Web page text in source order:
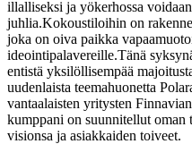
illalliseksi ja yökerhossa
juhlia.Kokoustiloihin on
joka on oiva paikka
ideointipalavereille.Tänä
entistä yksilöllisempää
uudenlaista teemahuonetta
vantaalaisten yritysten
kumppani on suunnitellut oman
visionsa ja asiakkaiden toiveet.